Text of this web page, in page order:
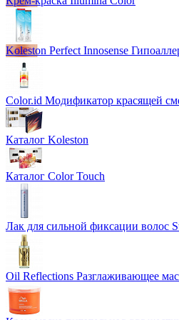
Koleston Perfect Innosense
Color.id Модификатор красящей
Каталог Koleston
Каталог Color Touch
Лак для сильной фиксации волос
Oil Reflections Разглаживающее